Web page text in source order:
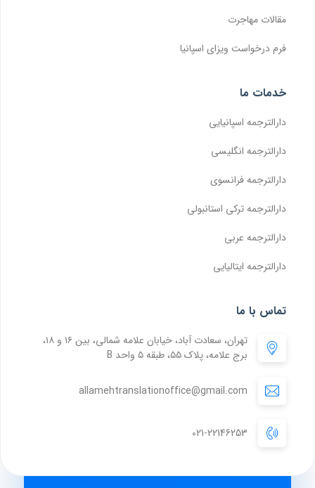
مقالات مهاجرت
فرم درخواست ویزای اسپانیا
خدمات ما
دارالترجمه اسپانیایی
دارالترجمه انگلیسی
دارالترجمه فرانسوی
دارالترجمه ترکی استانبولی
دارالترجمه عربی
دارالترجمه ایتالیایی
تماس با ما
تهران، سعادت آباد، خیابان علامه شمالی، بین ۱۶ و ۱۸،
برج علامه، پلاک ۵۵، طبقه ۵ واحد B
allamehtranslationoffice@gmail.com
021-22146253